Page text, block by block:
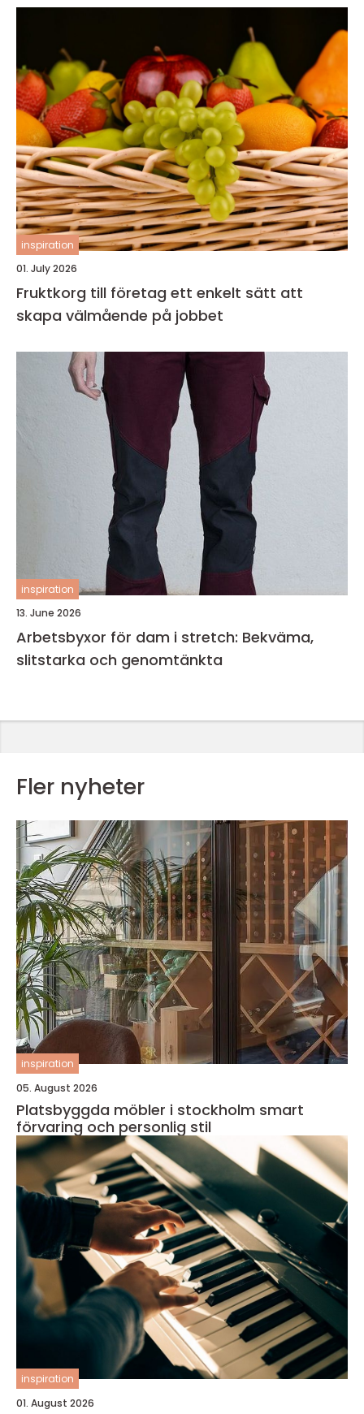
inspiration
01. July 2026
Fruktkorg till företag ett enkelt sätt att
skapa välmående på jobbet
inspiration
13. June 2026
Arbetsbyxor för dam i stretch: Bekväma,
slitstarka och genomtänkta
Fler nyheter
inspiration
05. August 2026
Platsbyggda möbler i stockholm smart
förvaring och personlig stil
inspiration
01. August 2026